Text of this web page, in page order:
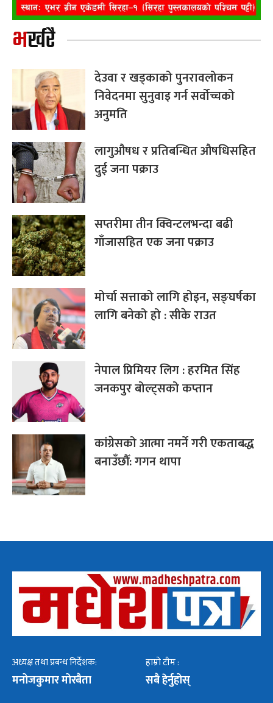
भर्खरै
देउवा र खड्काको पुनरावलोकन
निवेदनमा सुनुवाइ गर्न सर्वोच्चको
अनुमति
लागुऔषध र प्रतिबन्धित औषधिसहित
दुई जना पक्राउ
सप्तरीमा तीन क्विन्टलभन्दा बढी
गाँजासहित एक जना पक्राउ
मोर्चा सत्ताको लागि होइन, सङ्घर्षका
लागि बनेको हो : सीके राउत
नेपाल प्रिमियर लिग : हरमित सिंह
जनकपुर बोल्ट्सको कप्तान
कांग्रेसको आत्मा नमर्ने गरी एकताबद्ध
बनाउँछौँ: गगन थापा
अध्यक्ष तथा प्रबन्ध निर्देशक:
मनोजकुमार मोरबैता
हाम्रो टीम :
सबै हेर्नुहोस्